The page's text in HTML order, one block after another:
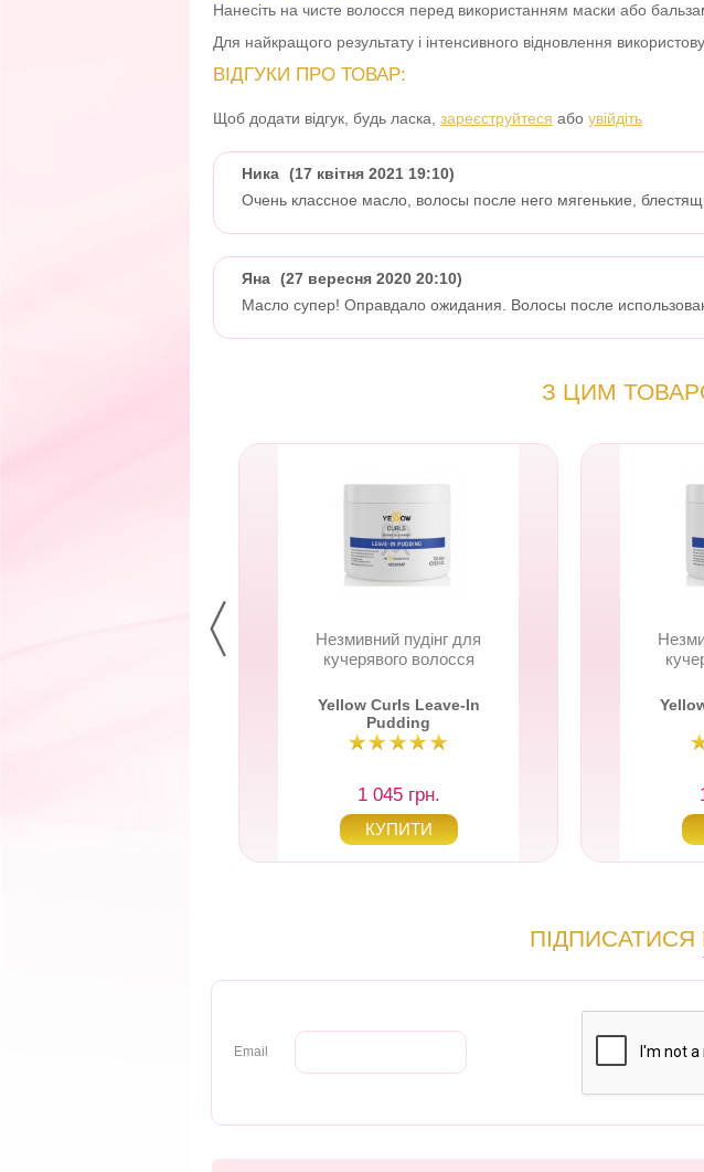
Нанесіть на чисте волосся перед використанням маски або
Для найкращого результату і інтенсивного відновлення
ВІДГУКИ ПРО ТОВАР:
Щоб додати відгук, будь ласка, зареєструйтеся або увійдіть
Ника (17 квітня 2021 19:10)
Очень классное масло, волосы после него мягенькие,
Яна (27 вересня 2020 20:10)
Масло супер! Оправдало ожидания. Волосы после
З ЦИМ
Незмивний пудінг для
кучерявого волосся
Yellow Curls Leave-In
Pudding
1 045 грн.
Email